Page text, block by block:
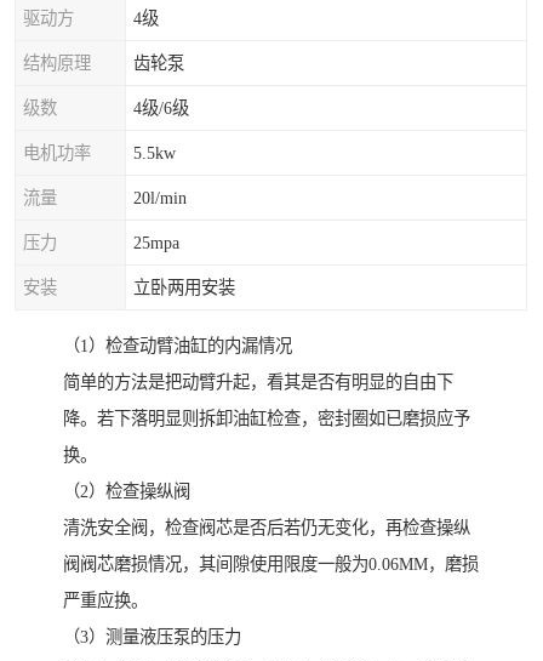
驱动方 4级
结构原理 齿轮泵
级数 4级/6级
电机功率 5.5kw
流量 20l/min
压力 25mpa
安装 立卧两用安装
（1）检查动臂油缸的内漏情况
简单的方法是把动臂升起，看其是否有明显的自由下
降。若下落明显则拆卸油缸检查，密封圈如已磨损应予
换。
（2）检查操纵阀
清洗安全阀，检查阀芯是否后若仍无变化，再检查操纵
阀阀芯磨损情况，其间隙使用限度一般为0.06MM，磨损
严重应换。
（3）测量液压泵的压力